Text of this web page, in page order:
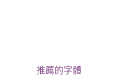
推薦的字體